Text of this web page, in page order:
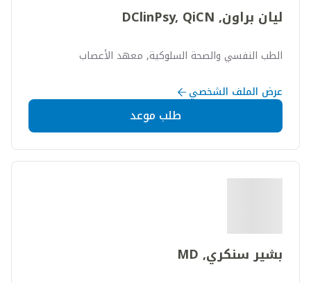
ليان براون, DClinPsy, QiCN
الطب النفسي والصحة السلوكية, معهد الأعصاب
عرض الملف الشخصي
طلب موعد
بشير سنكري, MD